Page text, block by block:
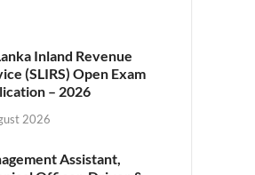
Inland Revenue
(SLIRS) Open Exam
– 2026
2026
Assistant,